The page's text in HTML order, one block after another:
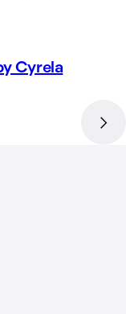
Cyrela